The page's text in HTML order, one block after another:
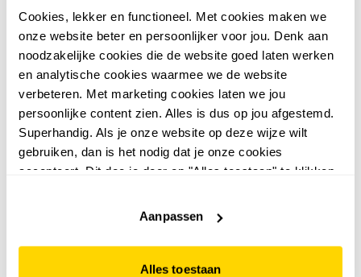
Cookies, lekker en functioneel. Met cookies maken we
onze website beter en persoonlijker voor jou. Denk aan
noodzakelijke cookies die de website goed laten werken
en analytische cookies waarmee we de website
verbeteren. Met marketing cookies laten we jou
persoonlijke content zien. Alles is dus op jou afgestemd.
Superhandig. Als je onze website op deze wijze wilt
gebruiken, dan is het nodig dat je onze cookies
accepteert. Dit doe je door op "Alles toestaan" te klikken.
website niet optimaal functioneert.
Aanpassen
Alles toestaan